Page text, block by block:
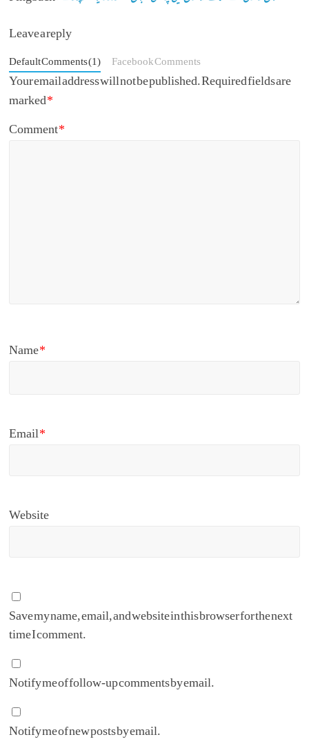
Leave a reply
Default Comments (1) Facebook Comments
Your email address will not be published.Required fields are
marked*
Comment*
Name*
Email*
Website
Save my name, email, and website in this browser for the next
time I comment.
Notify me of follow-up comments by email.
Notify me of new posts by email.